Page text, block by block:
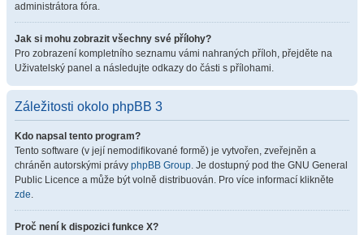
administrátora fóra.
Jak si mohu zobrazit všechny své přílohy?
Pro zobrazení kompletního seznamu vámi nahraných příloh, přejděte na
Uživatelský panel a následujte odkazy do části s přílohami.
Záležitosti okolo phpBB 3
Kdo napsal tento program?
Tento software (v její nemodifikované formě) je vytvořen, zveřejněn a
chráněn autorskými právy phpBB Group. Je dostupný pod the GNU General
Public Licence a může být volně distribuován. Pro více informací klikněte
zde.
Proč není k dispozici funkce X?